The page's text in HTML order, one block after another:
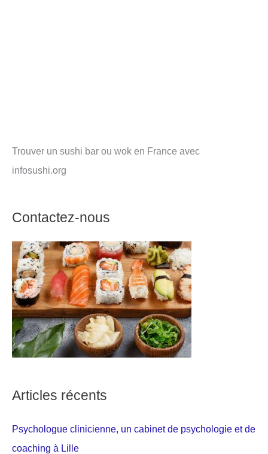
Trouver un sushi bar ou wok en France avec
infosushi.org
Contactez-nous
Articles récents
Psychologue clinicienne, un cabinet de psychologie et de
coaching à Lille